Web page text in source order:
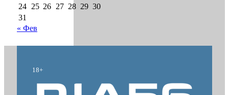
24 25 26 27 28 29 30
31
« Фев
18+